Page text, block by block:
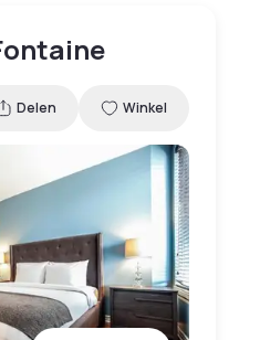
Delen Winkel